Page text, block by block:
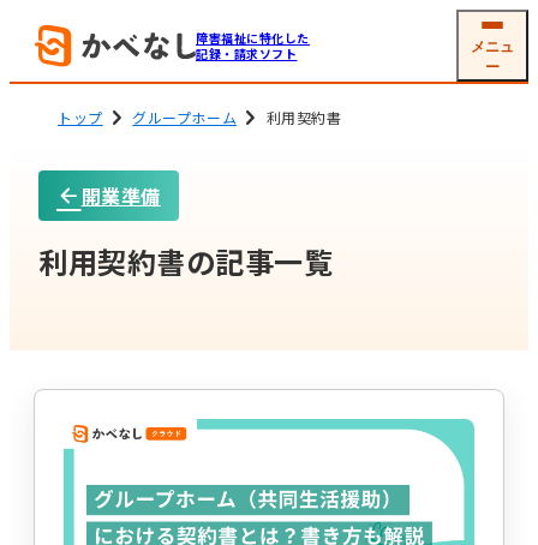
障害福祉に特化した
記録・請求ソフト
メニュ
ー
就労系サービス
生活介護
ソフトの機能
メール交付 国保連請求
その他機能
開業支援サービス
トップ グループホーム 利用契約書
開業準備
利用契約書の記事一覧